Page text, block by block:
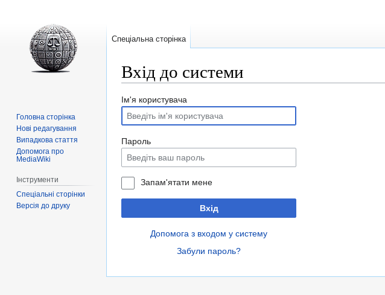
Вхід до системи
Перейти
до
навігації
Перейти
до
пошуку
Ім'я користувача
Пароль
Запам'ятати мене
Вхід
Допомога з входом у систему
Забули пароль?
Спеціальна сторінка
Головна сторінка
Нові редагування
Випадкова стаття
Допомога про
MediaWiki
Інструменти
Спеціальні сторінки
Версія до друку